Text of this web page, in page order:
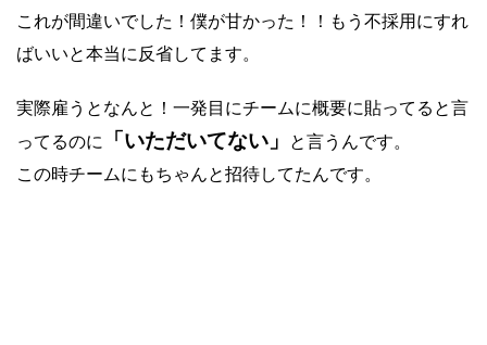
これが間違いでした！僕が甘かった！！もう不採用にすれ
ばいいと本当に反省してます。
実際雇うとなんと！一発目にチームに概要に貼ってると言
ってるのに
「いただいてない」
と言うんです。
この時チームにもちゃんと招待してたんです。